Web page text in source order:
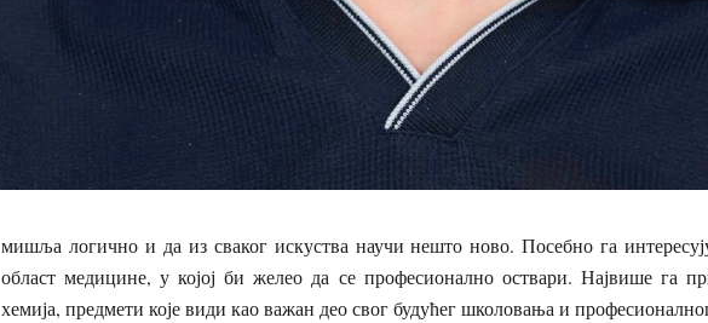
мишља логично и да из сваког искуства научи нешто ново. Посебно га
област медицине, у којој би желео да се професионално оствари. Највише га
хемија, предмети које види као важан део свог будућег школовања и